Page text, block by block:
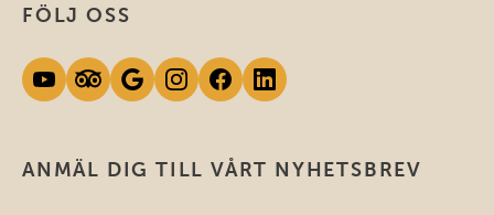
ANMÄL DIG TILL VÅRT NYHETSBREV
FÖLJ OSS